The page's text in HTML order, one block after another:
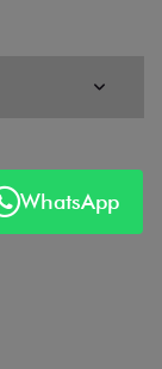
WhatsApp